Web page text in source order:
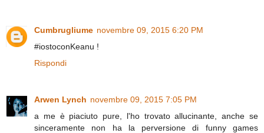
Cumbrugliume novembre 09, 2015 6:20 PM
#iostoconKeanu !
Rispondi
Arwen Lynch novembre 09, 2015 7:05 PM
a me è piaciuto pure, l'ho trovato allucinante, anche se
sinceramente non ha la perversione di funny games